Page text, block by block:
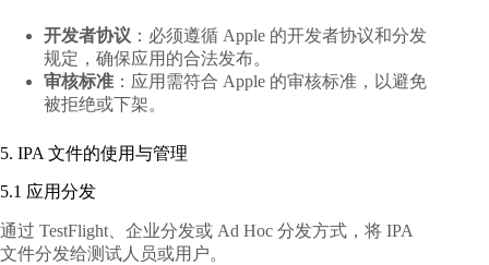
开发者协议 ：必须遵循 Apple 的开发者协议和分发
规定，确保应用的合法发布。
审核标准 ：应用需符合 Apple 的审核标准，以避免
被拒绝或下架。
5. IPA 文件的使用与管理
5.1 应用分发
通过 TestFlight、企业分发或 Ad Hoc 分发方式，将 IPA
文件分发给测试人员或用户。